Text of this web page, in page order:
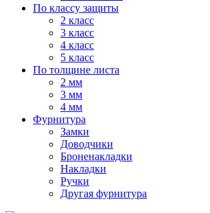
По классу защиты
2 класс
3 класс
4 класс
5 класс
По толщине листа
2 мм
3 мм
4 мм
Фурнитура
Замки
Доводчики
Броненакладки
Накладки
Ручки
Другая фурнитура